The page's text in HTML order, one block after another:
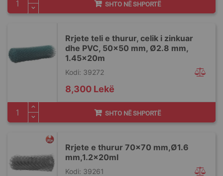
SHTO NË SHPORTË
Rrjete teli e thurur, celik i zinkuar
dhe PVC, 50x50 mm, Ø2.8 mm,
1.45x20m
Kodi: 39272
8,300 Lekë
SHTO NË SHPORTË
Rrjete e thurur 70x70 mm,Ø1.6
mm,1.2x20ml
Kodi: 39261